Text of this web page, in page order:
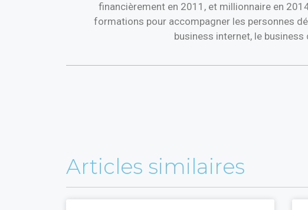
financièrement en 2011, et millionnaire en
formations pour accompagner les personnes
business internet, le
Articles similaires